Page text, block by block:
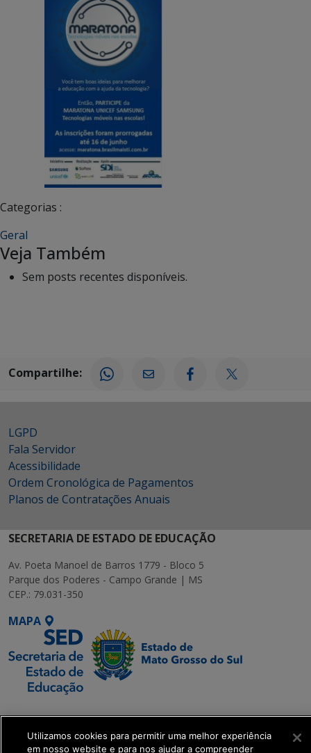
Categorias :
Geral
Veja Também
Sem posts recentes disponíveis.
Compartilhe:
LGPD
Fala Servidor
Acessibilidade
Ordem Cronológica de Pagamentos
Planos de Contratações Anuais
SECRETARIA DE ESTADO DE EDUCAÇÃO
Av. Poeta Manoel de Barros 1779 - Bloco 5
Parque dos Poderes - Campo Grande | MS
CEP.: 79.031-350
MAPA
SETDIG | Secretaria-
Executiva de
Transformação Digital
Utilizamos cookies para permitir uma melhor experiência
em nosso website e para nos ajudar a compreender